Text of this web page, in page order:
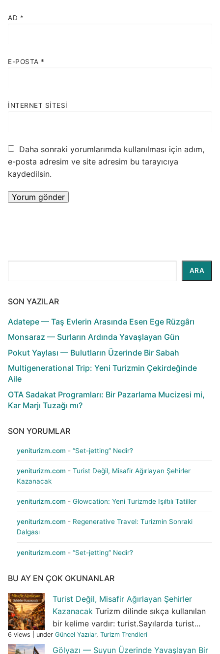
AD *
E-POSTA *
İNTERNET SITESI
Daha sonraki yorumlarımda kullanılması için adım,
e-posta adresim ve site adresim bu tarayıcıya
kaydedilsin.
ARA
SON YAZILAR
Adatepe — Taş Evlerin Arasında Esen Ege Rüzgârı
Monsaraz — Surların Ardında Yavaşlayan Gün
Pokut Yaylası — Bulutların Üzerinde Bir Sabah
Multigenerational Trip: Yeni Turizmin Çekirdeğinde
Aile
OTA Sadakat Programları: Bir Pazarlama Mucizesi mi,
Kar Marjı Tuzağı mı?
SON YORUMLAR
yeniturizm.com - “Set-jetting” Nedir?
yeniturizm.com - Turist Değil, Misafir Ağırlayan Şehirler
Kazanacak
yeniturizm.com - Glowcation: Yeni Turizmde Işıltılı Tatiller
yeniturizm.com - Regenerative Travel: Turizmin Sonraki
Dalgası
yeniturizm.com - “Set-jetting” Nedir?
BU AY EN ÇOK OKUNANLAR
Turist Değil, Misafir Ağırlayan Şehirler
Kazanacak Turizm dilinde sıkça kullanılan
bir kelime vardır: turist.Sayılarda turist...
6 views under Güncel Yazılar, Turizm Trendleri
Gölyazı — Suyun Üzerinde Yavaşlayan Bir